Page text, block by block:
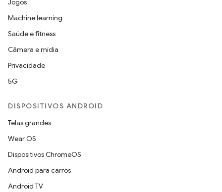
Jogos
Machine learning
Saúde e fitness
Câmera e mídia
Privacidade
5G
DISPOSITIVOS ANDROID
Telas grandes
Wear OS
Dispositivos ChromeOS
Android para carros
Android TV